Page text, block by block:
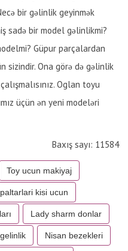
bir gəlinlik geyinmək
sadə bir model gəlinlikmi?
Güpur parçalardan
sizindir. Ona görə də gəlinlik
Oglan toyu
üçün ən yeni modeləri
Baxış sayı: 11584
Toy ucun makiyaj
kisi ucun
Lady sharm donlar
Nisan bezekleri